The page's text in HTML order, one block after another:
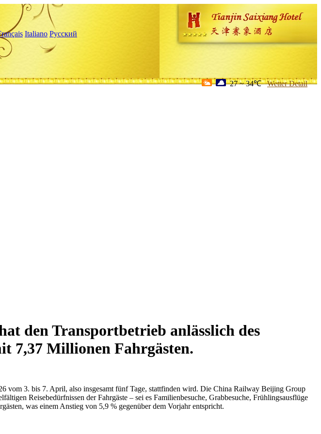
Italiano Русский
27 ~ 34℃ Wetter Detail
den Transportbetrieb anlässlich des
7,37 Millionen Fahrgästen.
vom 3. bis 7. April, also insgesamt fünf Tage, stattfinden wird. Die China Railway Beijing Group
Reisebedürfnissen der Fahrgäste – sei es Familienbesuche, Grabbesuche, Frühlingsausflüge
was einem Anstieg von 5,9 % gegenüber dem Vorjahr entspricht.